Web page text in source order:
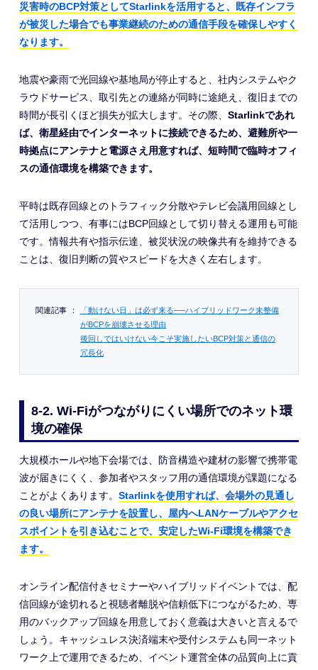
災害時のBCP対策としてStarlinkを活用すると、既存インフラ
が被災した場合でも事業継続のための通信手段を確保しやすく
なります。
地震や豪雨で光回線や基地局が停止すると、社内システムやク
ラウドサービス、取引先との連絡が同時に途絶え、復旧までの
時間が長引くほど損失が拡大します。その際、 Starlinkであれ
ば、衛星経由でインターネットに接続できるため、避難所や一
時拠点にアンテナと電源さえ用意すれば、短時間で臨時オフィ
スの通信環境を構築できます。
平時は既存回線とのトラフィック分散やテレビ会議用回線とし
て活用しつつ、有事にはBCP回線として切り替える運用も可能
です。情報共有や指示伝達、被災状況の映像共有を維持できる
ことは、復旧判断の質やスピードを大きく左右します。
関連記事 ：
「動けない日」は必ず来る──ハイブリッドワーク未整備
がBCPを崩壊させる理由
後回しではいけない今こそ実施したいBCP対策と通信の
冗長化
8-2. Wi-Fiがつながりにくい場所でのネット環
境の確保
大規模ホールや地下会場では、防音構造や建材の影響で携帯電
波が届きにくく、参加者やスタッフ用の通信環境が課題になる
ことがよくあります。 Starlinkを使用すれば、会場外の見通し
の良い場所にアンテナを設置し、屋内へLANケーブルやアクセ
スポイントを引き込むことで、安定したWi-Fi環境を構築でき
ます。
オンライン配信付きセミナーやハイブリッドイベントでは、配
信回線が途切れると視聴者離脱や信頼低下につながるため、専
用のバックアップ回線を用意しておく意義は大きいと言えるで
しょう。キャッシュレス決済端末や受付システムも同一ネット
ワーク上で運用できるため、イベント運営全体の品質向上に貢